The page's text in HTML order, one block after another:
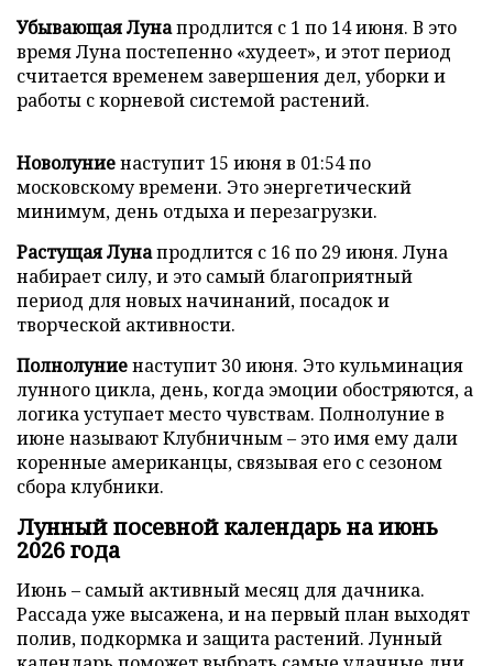
Убывающая Лунапродлится с 1 по 14 июня. В это
время Луна постепенно «худеет», и этот период
считается временем завершения дел, уборки и
работы с корневой системой растений.
Новолуниенаступит 15 июня в 01:54 по
московскому времени. Это энергетический
минимум, день отдыха и перезагрузки.
Растущая Лунапродлится с 16 по 29 июня. Луна
набирает силу, и это самый благоприятный
период для новых начинаний, посадок и
творческой активности.
Полнолуниенаступит 30 июня. Это кульминация
лунного цикла, день, когда эмоции обостряются, а
логика уступает место чувствам. Полнолуние в
июне называют Клубничным – это имя ему дали
коренные американцы, связывая его с сезоном
сбора клубники.
Лунный посевной календарь на июнь
2026 года
Июнь – самый активный месяц для дачника.
Рассада уже высажена, и на первый план выходят
полив, подкормка и защита растений. Лунный